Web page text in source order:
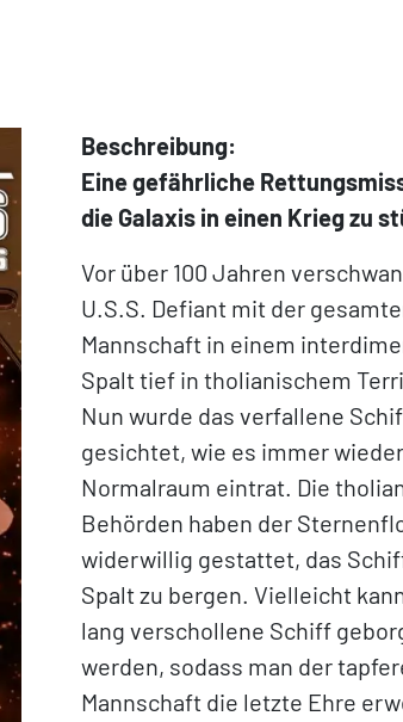
Beschreibung:
Eine gefährliche
die Galaxis in einen Krieg zu
Vor über 100 Jahren
U.S.S. Defiant mit der
Mannschaft in einem
Spalt tief in tholianischem
Nun wurde das verfallene
gesichtet, wie es immer
Normalraum eintrat. Die
Behörden haben der
widerwillig gestattet, das
Spalt zu bergen. Vielleicht
lang verschollene Schiff
werden, sodass man der
Mannschaft die letzte Ehre